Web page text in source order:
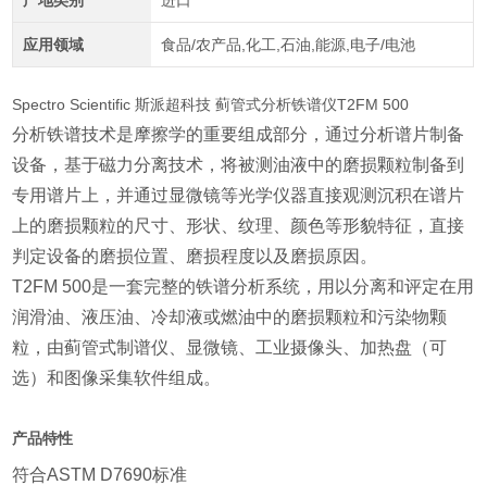
应用领域 食品/农产品,化工,石油,能源,电子/电池
Spectro Scientific 斯派超科技 蓟管式分析铁谱仪T2FM 500
分析铁谱技术是摩擦学的重要组成部分，通过分析谱片制备
设备，基于磁力分离技术，将被测油液中的磨损颗粒制备到
专用谱片上，并通过显微镜等光学仪器直接观测沉积在谱片
上的磨损颗粒的尺寸、形状、纹理、颜色等形貌特征，直接
判定设备的磨损位置、磨损程度以及磨损原因。
T2FM 500是一套完整的铁谱分析系统，用以分离和评定在用
润滑油、液压油、冷却液或燃油中的磨损颗粒和污染物颗
粒，由蓟管式制谱仪、显微镜、工业摄像头、加热盘（可
选）和图像采集软件组成。
产品特性
符合ASTM D7690标准